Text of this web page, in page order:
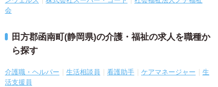
会
田方郡函南町(静岡県)の介護・福祉の求人を職種か
ら探す
介護職・ヘルパー 生活相談員 看護助手 ケアマネージャー
生
活支援員